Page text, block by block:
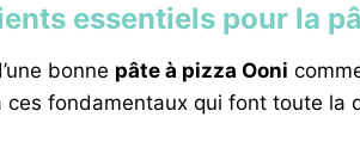
essentiels pour la
bonne pâte à pizza Ooni
ces fondamentaux qui font toute la